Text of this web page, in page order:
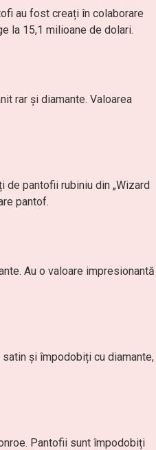
au fost creați în colaborare
la 15,1 milioane de dolari.
rar și diamante. Valoarea
pantofii rubiniu din „Wizard
pantof.
Au o valoare impresionantă
și împodobiți cu diamante,
Pantofii sunt împodobiți